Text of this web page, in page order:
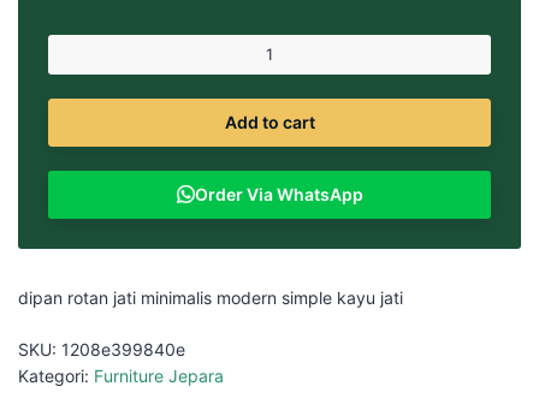
Add to cart
Order Via WhatsApp
dipan rotan jati minimalis modern simple kayu jati
SKU: 1208e399840e
Kategori: Furniture Jepara